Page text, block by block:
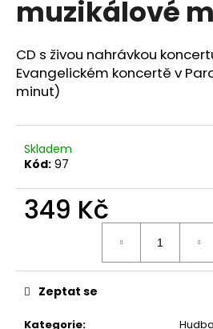
muzikálové
CD s živou nahrávkou koncertu
Evangelickém koncertě v
minut)
Skladem
Kód: 97
349 Kč
Kategorie:
Zeptat se
a
í
t
?
HLEDAT